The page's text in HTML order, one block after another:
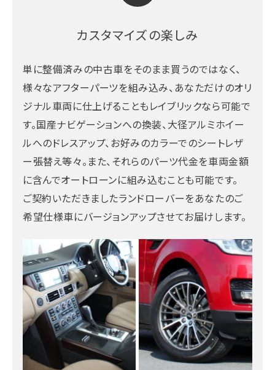
カスタマイズの楽しみ
単に整備済みの中古車をそのまま買うのではなく、
様々なアフターパーツを組み込み、あなただけのオリ
ジナル車両に仕上げることもレイブリックなら可能で
す。国産ナビゲーションへの換装、大径アルミホイー
ルへのドレスアップ、お好みのカラーでのシートレザ
ー張替え等々。また、それらのパーツ代金を車両金額
に含んでオートローンに組み込むことも可能です。
ご契約いただきましたランドローバーをあなたのご
希望仕様車にバージョンアップさせてお届けします。